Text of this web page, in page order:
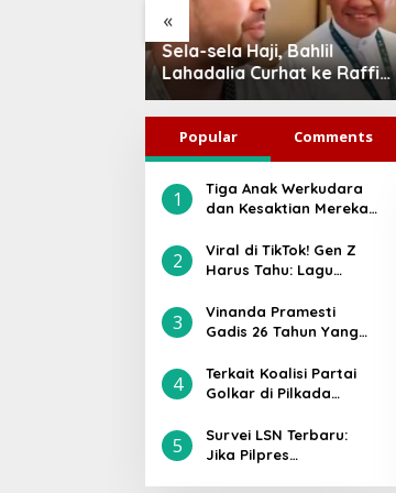
«
Ranny Fahd: Jika Tak Siap,
Peluang PMI di Jepang Bisa
Indonesia
Popular Comments
1
Tiga Anak Werkudara
dan Kesaktian Mereka:
atau Antasena, Siapa
Paling Kuat?
2
Viral di TikTok! Gen Z
Harus Tahu: Lagu
lama” Ternyata Bukan
Asli Milik Cici Paramida
3
Vinanda Pramesti
Gadis 26 Tahun Yang
di Pilwakot Kediri, Ini
Sosoknya
4
Terkait Koalisi Partai
Golkar di Pilkada
Ilyas Akbar Almadani:
Sebagai Kader Saya
5
Survei LSN Terbaru:
Jika Pilpres